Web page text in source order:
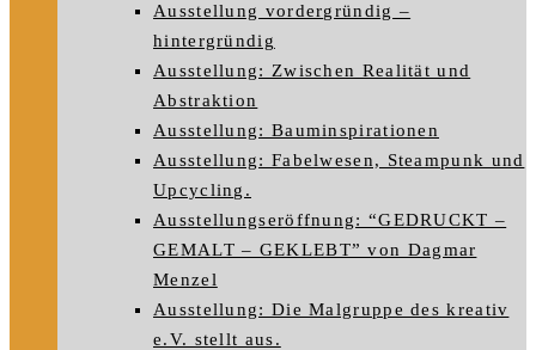
Ausstellung vordergründig –
hintergründig
Ausstellung: Zwischen Realität und
Abstraktion
Ausstellung: Bauminspirationen
Ausstellung: Fabelwesen, Steampunk und
Upcycling.
Ausstellungseröffnung: “GEDRUCKT –
GEMALT – GEKLEBT” von Dagmar
Menzel
Ausstellung: Die Malgruppe des kreativ
e.V. stellt aus.